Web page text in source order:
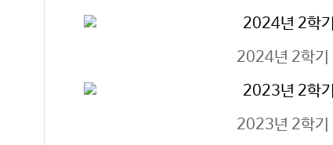
2024년 2학기
2023년 2학기